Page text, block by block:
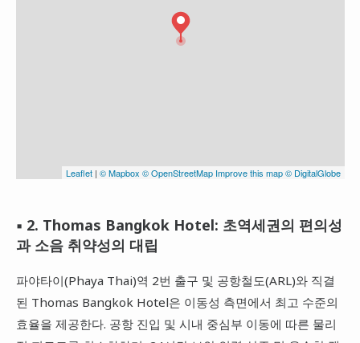
▪ 2. Thomas Bangkok Hotel: 초역세권의 편의성
과 소음 취약성의 대립
파야타이(Phaya Thai)역 2번 출구 및 공항철도(ARL)와 직결
된 Thomas Bangkok Hotel은 이동성 측면에서 최고 수준의
효율을 제공한다. 공항 진입 및 시내 중심부 이동에 따른 물리